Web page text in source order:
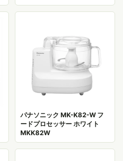
パナソニック MK-K82-W フ
ードプロセッサー ホワイト
MKK82W